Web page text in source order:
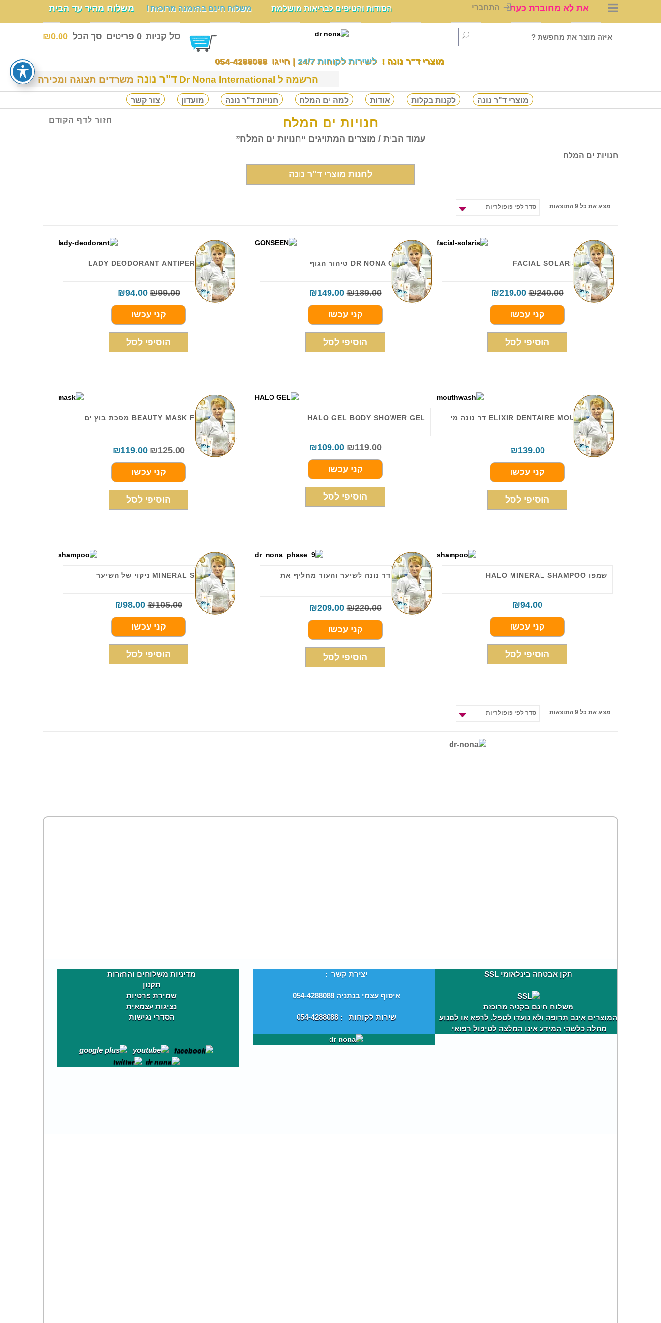
הסודות והטיפים לבריאות מושלמת משלוח חינם בהזמנה מרוכזת ! משלוח מהיר עד הבית את לא מחוברת כעת התחברי
סל קניות 0 פריטים סך הכל ₪0.00
מוצרי ד"ר נונה ! לשירות לקוחות 24/7 | חייגו 054-4288088
הרשמה ל Dr Nona International ד"ר נונה משרדים תצוגה ומכירה
מוצרי ד"ר נונה לקנות בקלות אודות למה ים המלח חנויות ד"ר נונה מועדון צור קשר
חנויות ים המלח
עמוד הבית / מוצרים המתויגים “חנויות ים המלח”
חזור לדף הקודם
חנויות ים המלח
לחנות מוצרי ד"ר נונה
מציג את כל 9 התוצאות
FACIAL SOLARIS CREAM
₪240.00
₪219.00
קני עכשו
הוסיפי לסל
DR NONA GONSEEN טיהור הגוף
₪189.00
₪149.00
קני עכשו
הוסיפי לסל
LADY DEODORANT ANTIPERSPIRANT
₪99.00
₪94.00
קני עכשו
הוסיפי לסל
ELIXIR DENTAIRE MOUTHWASH דר נונה מי
פה
₪139.00
קני עכשו
הוסיפי לסל
HALO GEL BODY SHOWER GEL
₪119.00
₪109.00
קני עכשו
הוסיפי לסל
BEAUTY MASK FOR FACE מסכת בוץ ים
המלח
₪125.00
₪119.00
קני עכשו
הוסיפי לסל
שמפו HALO MINERAL SHAMPOO
₪94.00
קני עכשו
הוסיפי לסל
PHASE 9 דר נונה לשיער והעור מחליף את
PHASE 3
₪220.00
₪209.00
קני עכשו
הוסיפי לסל
MINERAL SHAMPOO ניקוי של השיער
₪105.00
₪98.00
קני עכשו
הוסיפי לסל
מציג את כל 9 התוצאות
תקן אבטחה בינלאומי SSL
משלוח חינם בקניה מרוכזת
המוצרים אינם תרופה ולא נועדו לטפל, לרפא או למנוע
מחלה כלשהי המידע אינו המלצה לטיפול רפואי.
יצירת קשר :
איסוף עצמי בנתניה 054-4288088
שירות לקוחות : 054-4288088
מדיניות משלוחים והחזרות
תקנון
שמירת פרטיות
נציגות עצמאית
הסדרי נגישות